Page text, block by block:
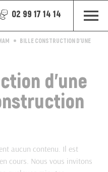
02 99 17 14 14
BILLE CONSTRUCTION D'UNE
d'une
aucun contenu. Il est
cours. Nous vous invitons